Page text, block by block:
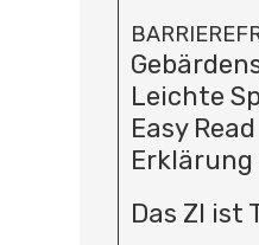
Leichte
Easy Read
Das ZI ist